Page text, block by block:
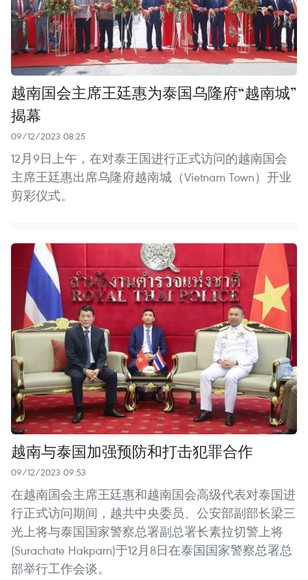
越南国会主席王廷惠为泰国乌隆府“越南城”
揭幕
09/12/2023 08:25
12月9日上午，在对泰王国进行正式访问的越南国会
主席王廷惠出席乌隆府越南城（Vietnam Town）开业
剪彩仪式。
越南与泰国加强预防和打击犯罪合作
09/12/2023 09:53
在越南国会主席王廷惠和越南国会高级代表对泰国进
行正式访问期间，越共中央委员、公安部副部长梁三
光上将与泰国国家警察总署副总署长素拉切警上将
(Surachate Hakparn)于12月8日在泰国国家警察总署总
部举行工作会谈。